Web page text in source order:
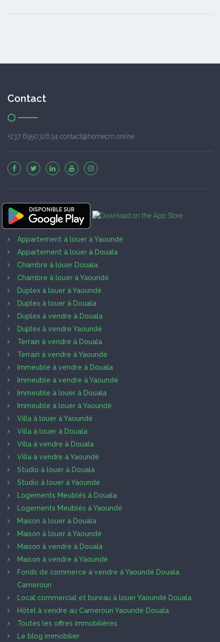
Contact
+237 695032634 contact@homecm.online
Appartement à louer à Yaoundé
Appartement à louer à Douala
Chambre à louer Douala
Chambre à louer à Yaoundé
Duplex à louer à Yaoundé
Duplex à louer à Douala
Duplex à vendre à Douala
Duplex à vendre Yaoundé
Terrain à vendre à Douala
Terrain à vendre à Yaoundé
Immeuble à vendre à Douala
Immeuble à vendre à Yaoundé
Immeuble à louer à Douala
Immeuble à louer à Yaoundé
Villa à louer à Yaoundé
Villa à louer à Douala
Villa à vendre à Douala
Villa à vendre à Yaoundé
Studio à louer à Douala
Studio à louer à Yaoundé
Logements Meublés à Douala
Logements Meublés à Yaoundé
Maison à louer à Douala
Maison à louer à Yaoundé
Maison à vendre à Douala
Maison à vendre à Yaoundé
Fonds de commerce à vendre à Yaoundé Douala
Cameroun
Local commercial et bureau à louer Yaoundé Douala
Hôtel à vendre au Cameroun Yaoundé Douala
Toutes les offres immobilières
Le blog immobilier